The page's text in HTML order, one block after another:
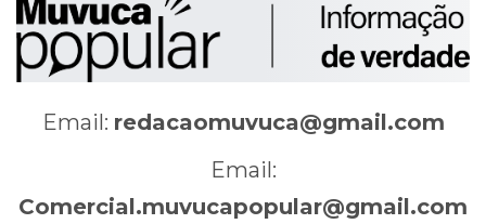
Email: redacaomuvuca@gmail.com
Email:
Comercial.muvucapopular@gmail.com